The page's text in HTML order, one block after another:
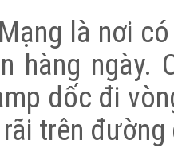
là nơi
hàng
dốc đi
trên